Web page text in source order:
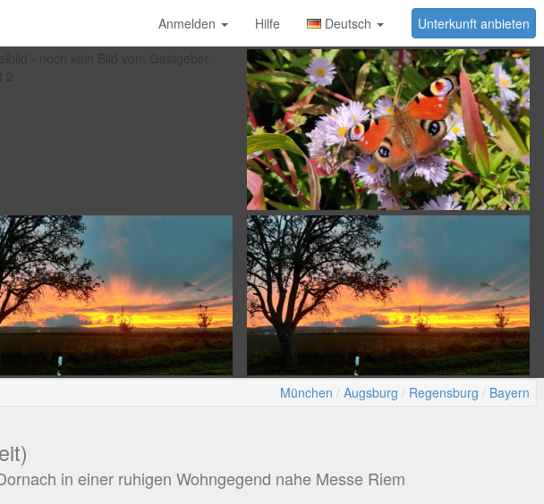
Unterkunft anbieten
Anmelden Hilfe Deutsch
München Augsburg Regensburg Bayern
in einer ruhigen Wohngegend nahe Messe Riem